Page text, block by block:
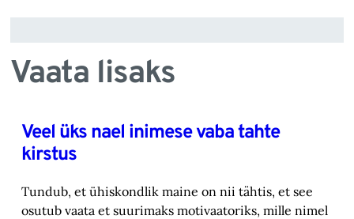
Vaata lisaks
Veel üks nael inimese vaba tahte
kirstus
Tundub, et ühiskondlik maine on nii tähtis, et see
osutub vaata et suurimaks motivaatoriks, ‎mille nimel